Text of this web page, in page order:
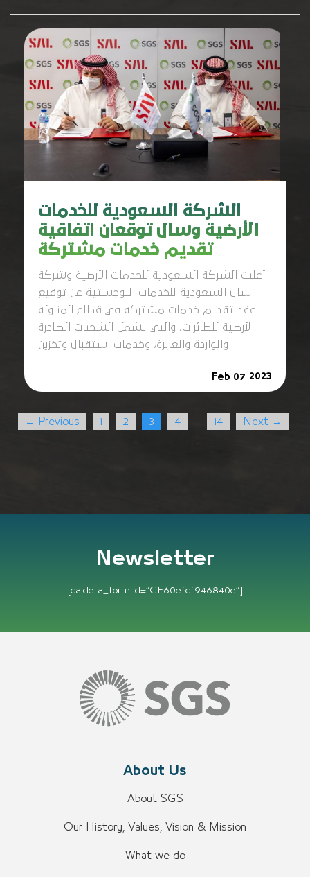
Feb 07 2023
الشركة السعودية للخدمات
الأرضية وسال توقعان اتفاقية
تقديم خدمات مشتركة
أعلنت الشركة السعودية للخدمات الأرضية وشركة
سال السعودية للخدمات اللوجستية عن توقيع
عقد تقديم خدمات مشتركه في قطاع المناولة
الأرضية للطائرات، والتي تشمل الشحنات الصادرة
والواردة والعابرة، وخدمات استقبال وتخزين
← Previous 1 2 3 4 14 Next →
Newsletter
[caldera_form id=”CF60efcf946840e”]
About Us
About SGS
Our History, Values, Vision & Mission
What we do